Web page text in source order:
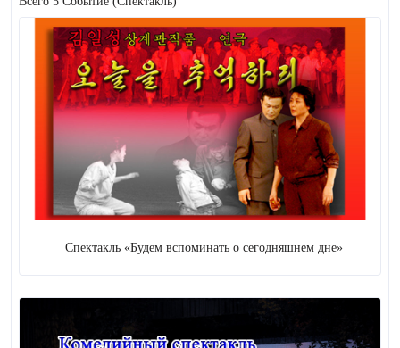
Спектакль 5
Революционный
спектакль
Спектакль
Музыка 621 ( +20 )
Вокальная музыка
музыка
Спектакль «Будем вспоминать о сегодняшнем дне»